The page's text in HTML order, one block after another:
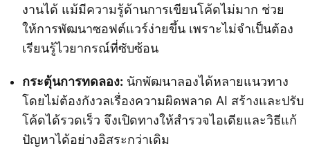
งานได้ แม้มีความรู้ด้านการเขียนโค้ดไม่มาก ช่วย
ให้การพัฒนาซอฟต์แวร์ง่ายขึ้น เพราะไม่จำเป็นต้อง
เรียนรู้ไวยากรณ์ที่ซับซ้อน
กระตุ้นการทดลอง: นักพัฒนาลองได้หลายแนวทาง
โดยไม่ต้องกังวลเรื่องความผิดพลาด AI สร้างและปรับ
โค้ดได้รวดเร็ว จึงเปิดทางให้สำรวจไอเดียและวิธีแก้
ปัญหาได้อย่างอิสระกว่าเดิม